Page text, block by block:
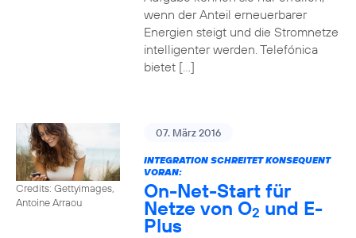
wenn der Anteil erneuerbarer
Energien steigt und die Stromnetze
intelligenter werden. Telefónica
bietet […]
Credits: Gettyimages,
Antoine Arraou
07. März 2016
INTEGRATION SCHREITET KONSEQUENT
VORAN:
On-Net-Start für
Netze von O2 und E-
Plus